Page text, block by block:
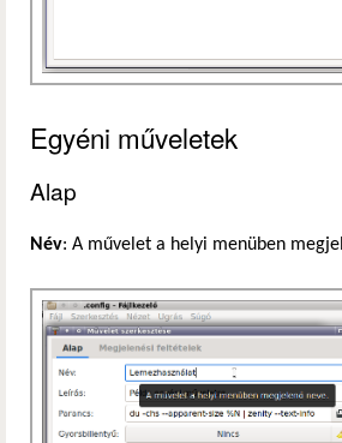
Egyéni műveletek
Alap
Név: A művelet a helyi menüben